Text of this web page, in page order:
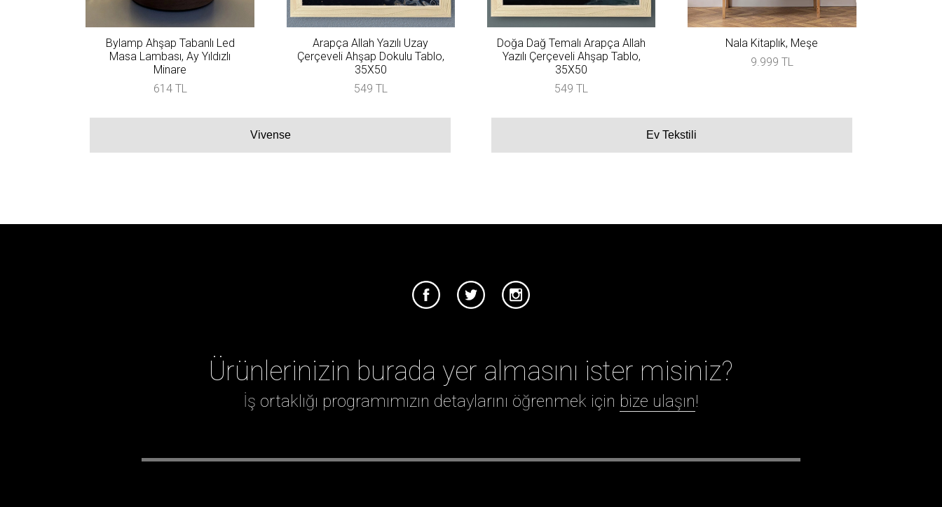
Bylamp Ahşap Tabanlı Led
Masa Lambası, Ay Yıldızlı
Minare
614 TL
Arapça Allah Yazılı Uzay
Çerçeveli Ahşap Dokulu Tablo,
35X50
549 TL
Doğa Dağ Temalı Arapça Allah
Yazılı Çerçeveli Ahşap Tablo,
35X50
549 TL
Nala Kitaplık, Meşe
9.999 TL
Vivense Ev Tekstili
Ürünlerinizin burada yer almasını ister misiniz?
İş ortaklığı programımızın detaylarını öğrenmek için bize ulaşın!